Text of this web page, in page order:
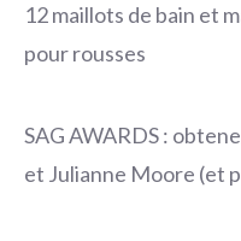
12 maillots de bain et
pour rousses
SAG AWARDS :
et Julianne Moore (et